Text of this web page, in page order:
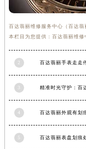
百达翡丽维修服务中心（百达
本栏目为您提供：百达翡丽维
2
3
4
5 百达翡丽表盘划痕